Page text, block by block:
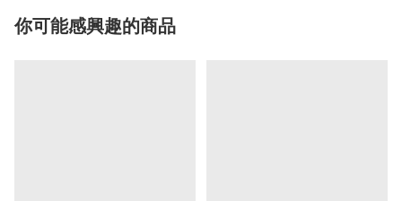
你可能感興趣的商品